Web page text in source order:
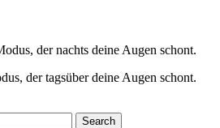
der nachts deine Augen schont.
der tagsüber deine Augen schont.
Search